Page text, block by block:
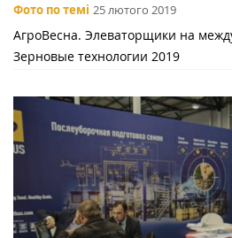
Фото по темі 25 лютого 2019
АгроВесна. Элеваторщики на
Зерновые технологии 2019